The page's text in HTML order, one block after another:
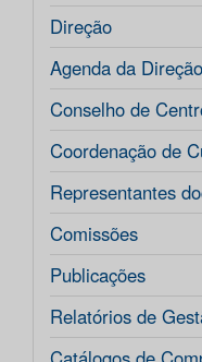
Direção
Agenda da Direção
Conselho de
Coordenação de
Representantes
Comissões
Publicações
Relatórios de